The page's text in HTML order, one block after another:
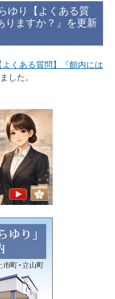
ゆり【よくある質
りますか？』を更新
くある質問】『館内には
した。